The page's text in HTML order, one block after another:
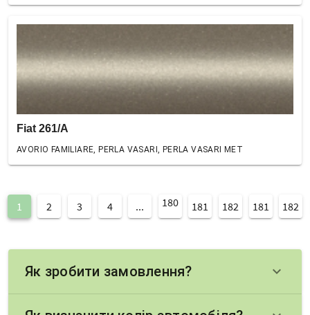
Fiat 261/A
AVORIO FAMILIARE, PERLA VASARI, PERLA VASARI MET
1 2 3 4 ... 180 181 182 181 182
Як зробити замовлення? keyboard_arrow_down